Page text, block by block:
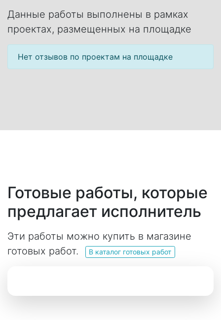
Данные работы выполнены в рамках
проектах, размещенных на площадке
Нет отзывов по проектам на площадке
Готовые работы, которые
предлагает исполнитель
Эти работы можно купить в магазине
готовых работ.
В каталог готовых работ